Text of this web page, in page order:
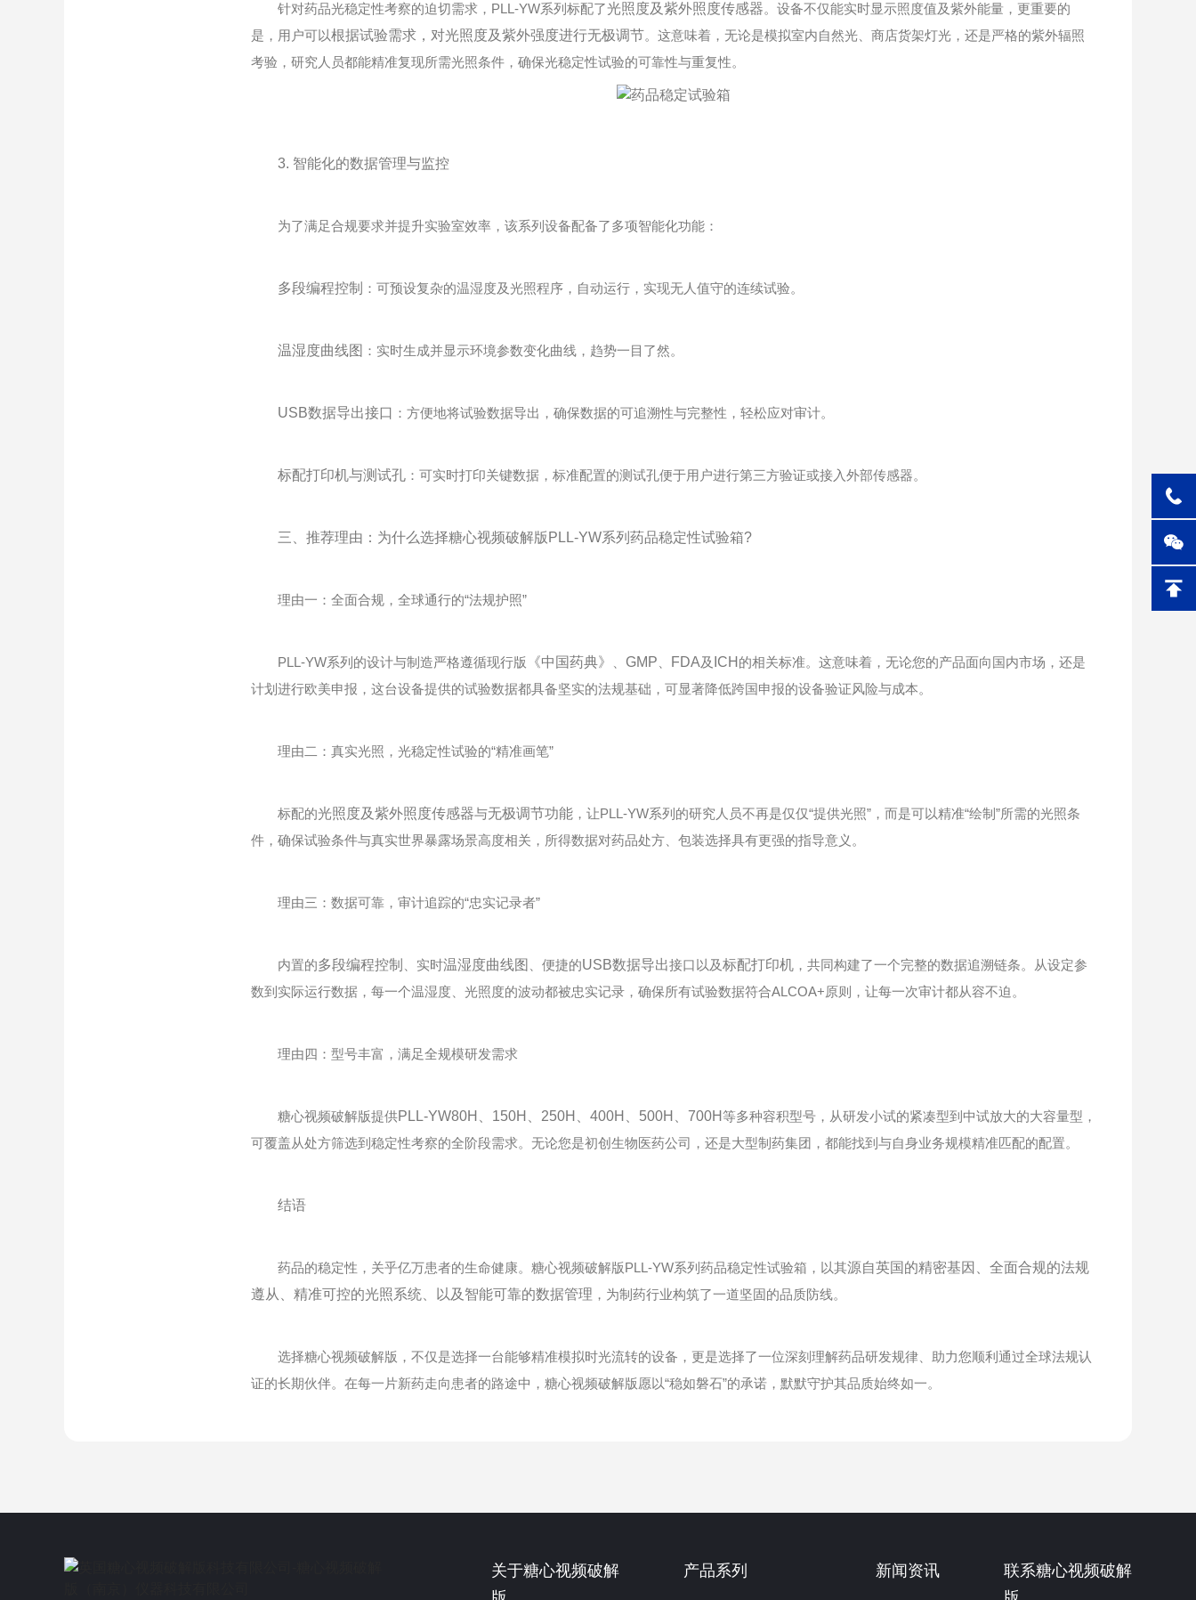
针对药品光稳定性考察的迫切需求，PLL-YW系列标配了光照度及紫外照度传感器。设备不仅能实时显示照度值及紫外能量，更重要的
是，用户可以根据试验需求，对光照度及紫外强度进行无极调节。这意味着，无论是模拟室内自然光、商店货架灯光，还是严格的紫外辐照
考验，研究人员都能精准复现所需光照条件，确保光稳定性试验的可靠性与重复性。
3. 智能化的数据管理与监控
为了满足合规要求并提升实验室效率，该系列设备配备了多项智能化功能：
多段编程控制 ：可预设复杂的温湿度及光照程序，自动运行，实现无人值守的连续试验。
温湿度曲线图 ：实时生成并显示环境参数变化曲线，趋势一目了然。
USB数据导出接口 ：方便地将试验数据导出，确保数据的可追溯性与完整性，轻松应对审计。
标配打印机与测试孔 ：可实时打印关键数据，标准配置的测试孔便于用户进行第三方验证或接入外部传感器。
三、推荐理由：为什么选择糖心视频破解版PLL-YW系列药品稳定性试验箱?
理由一：全面合规，全球通行的“法规护照”
PLL-YW系列的设计与制造严格遵循现行版 《中国药典》 GMP FDA及 ICH 的相关标准。这意味着，无论您的产品面向国内市场，还是
计划进行欧美申报，这台设备提供的试验数据都具备坚实的法规基础，可显著降低跨国申报的设备验证风险与成本。
理由二：真实光照，光稳定性试验的“精准画笔”
标配的光照度及紫外照度传感器与无极调节功能 ，让PLL-YW系列的研究人员不再是仅仅“提供光照”，而是可以精准“绘制”所需的光照条
件，确保试验条件与真实世界暴露场景高度相关，所得数据对药品处方、包装选择具有更强的指导意义。
理由三：数据可靠，审计追踪的“忠实记录者”
内置的多段编程控制 、实时温湿度曲线图 、便捷的USB数据导出接口以及标配打印机 ，共同构建了一个完整的数据追溯链条。从设定参
数到实际运行数据，每一个温湿度、光照度的波动都被忠实记录，确保所有试验数据符合ALCOA+原则，让每一次审计都从容不迫。
理由四：型号丰富，满足全规模研发需求
糖心视频破解版提供PLL-YW80H、150H、250H、400H、500H、700H等多种容积型号，从研发小试的紧凑型到中试放大的大容量型，
可覆盖从处方筛选到稳定性考察的全阶段需求。无论您是初创生物医药公司，还是大型制药集团，都能找到与自身业务规模精准匹配的配置。
结语
药品的稳定性，关乎亿万患者的生命健康。糖心视频破解版PLL-YW系列药品稳定性试验箱，以其源自英国的精密基因、全面合规的法规
遵从、精准可控的光照系统、以及智能可靠的数据管理 ，为制药行业构筑了一道坚固的品质防线。
选择糖心视频破解版，不仅是选择一台能够精准模拟时光流转的设备，更是选择了一位深刻理解药品研发规律、助力您顺利通过全球法规认
证的长期伙伴。在每一片新药走向患者的路途中，糖心视频破解版愿以“稳如磐石”的承诺，默默守护其品质始终如一。
关于糖心视频破解
产品系列 新闻资讯
联系糖心视频破解